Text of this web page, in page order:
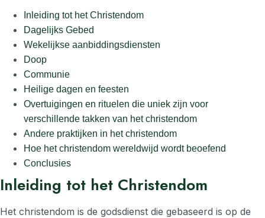
Inleiding tot het Christendom
Dagelijks Gebed
Wekelijkse aanbiddingsdiensten
Doop
Communie
Heilige dagen en feesten
Overtuigingen en rituelen die uniek zijn voor
verschillende takken van het christendom
Andere praktijken in het christendom
Hoe het christendom wereldwijd wordt beoefend
Conclusies
Inleiding tot het Christendom
Het christendom is de godsdienst die gebaseerd is op de